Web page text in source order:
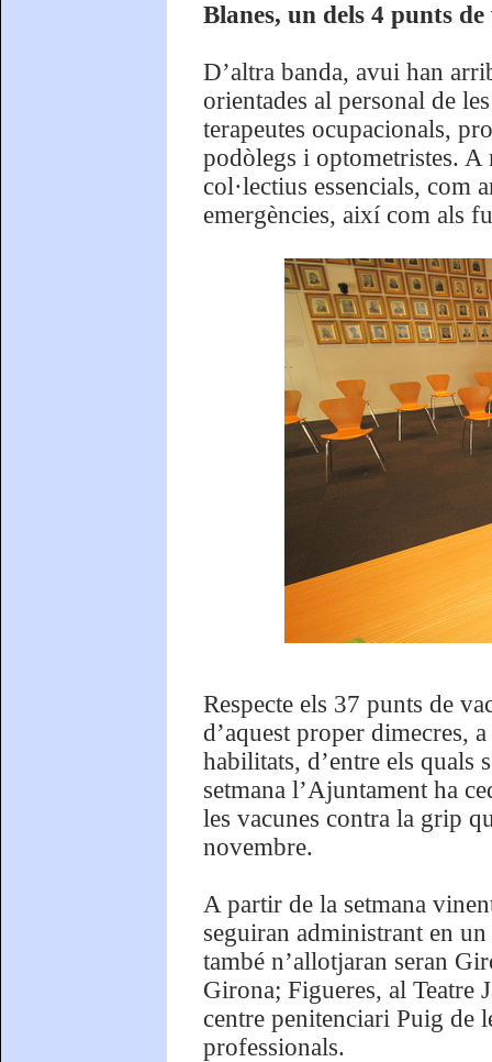
Blanes, un dels 4 punts
D’altra banda, avui han
orientades al personal de
terapeutes ocupacionals,
podòlegs i optometristes. A
col·lectius essencials, com
emergències, així com als
Respecte els 37 punts de
d’aquest proper dimecres,
habilitats, d’entre els quals
setmana l’Ajuntament ha
les vacunes contra la grip
novembre.
A partir de la setmana
seguiran administrant en
també n’allotjaran seran
Girona; Figueres, al Teatre
centre penitenciari Puig de
professionals.